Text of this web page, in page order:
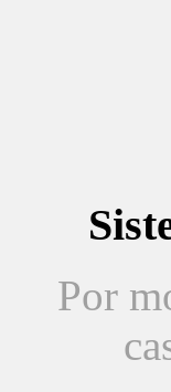
Por